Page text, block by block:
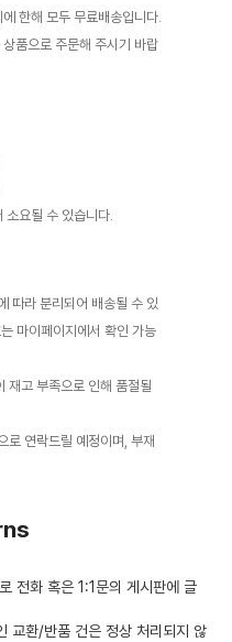
한해 모두 무료배송입니다.
품으로 주문해 주시기 바랍
소요될 수 있습니다.
따라 분리되어 배송될 수 있
마이페이지에서 확인 가능
재고 부족으로 인해 품절될
로 연락드릴 예정이며, 부재
전화 혹은 1:1문의 게시판에 글
교환/반품 건은 정상 처리되지 않